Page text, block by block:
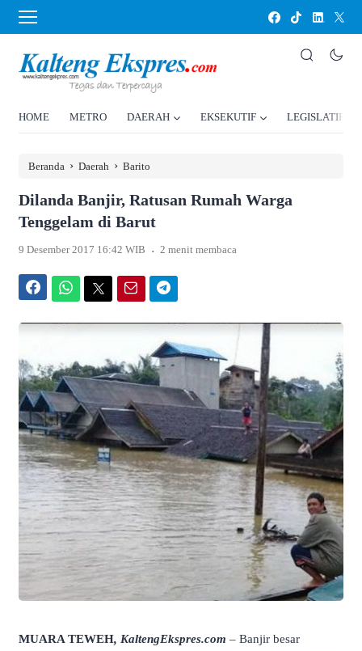
HOME METRO DAERAH EKSEKUTIF LEGISLATIF
Beranda › Daerah › Barito
Dilanda Banjir, Ratusan Rumah Warga
Tenggelam di Barut
9 Desember 2017 16:42 WIB . 2 menit membaca
MUARA TEWEH, KaltengEkspres.com – Banjir besar